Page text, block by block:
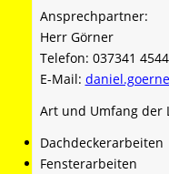
Ansprechpartner:
Herr Görner
Telefon: 037341 4544
E-Mail:
Art und Umfang der
Dachdeckerarbeiten
Fensterarbeiten